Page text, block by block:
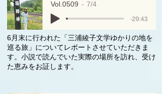
Vol.0509 7/4
-29:43
6月末に行われた「三浦綾子文学ゆかりの地を
巡る旅」についてレポートさせていただきま
す。小説で読んでいた実際の場所を訪れ、受け
た恵みをお証します。